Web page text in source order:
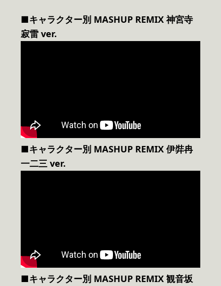
■キャラクター別 MASHUP REMIX 神宮寺
寂雷 ver.
■キャラクター別 MASHUP REMIX 伊弉冉
一二三 ver.
■キャラクター別 MASHUP REMIX 観音坂